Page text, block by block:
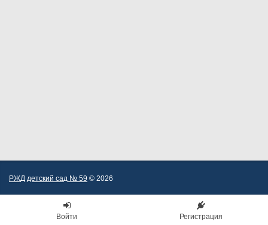
РЖД детский сад № 59 © 2026
Войти Регистрация